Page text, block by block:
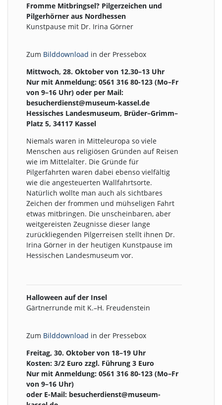
Fromme Mitbringsel? Pilgerzeichen und
Pilgerhörner aus Nordhessen
Kunstpause mit Dr. Irina Görner
Zum Bilddownload in der Pressebox
Mittwoch, 28. Oktober von 12.30–13 Uhr
Nur mit Anmeldung: 0561 316 80-123 (Mo–Fr
von 9–16 Uhr) oder per Mail:
besucherdienst@museum-kassel.de
Hessisches Landesmuseum, Brüder–Grimm–
Platz 5, 34117 Kassel
Niemals waren in Mitteleuropa so viele
Menschen aus religiösen Gründen auf Reisen
wie im Mittelalter. Die Gründe für
Pilgerfahrten waren dabei ebenso vielfältig
wie die angesteuerten Wallfahrtsorte.
Natürlich wollte man auch als sichtbares
Zeichen der frommen und mühseligen Fahrt
etwas mitbringen. Die unscheinbaren, aber
weitgereisten Zeugnisse dieser lange
zurückliegenden Pilgerreisen stellt ihnen Dr.
Irina Görner in der heutigen Kunstpause im
Hessischen Landesmuseum vor.
Halloween auf der Insel
Gärtnerrunde mit K.–H. Freudenstein
Zum Bilddownload in der Pressebox
Freitag, 30. Oktober von 18–19 Uhr
Kosten: 3/2 Euro zzgl. Führung 3 Euro
Nur mit Anmeldung: 0561 316 80-123 (Mo–Fr
von 9–16 Uhr)
oder E-Mail: besucherdienst@museum-